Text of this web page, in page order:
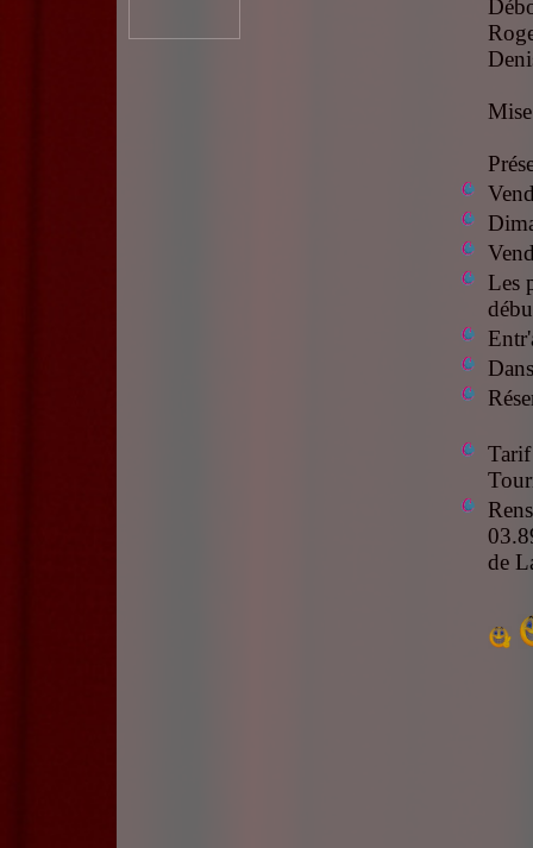
Les
de